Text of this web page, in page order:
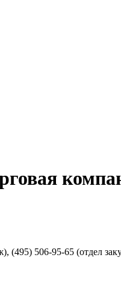
(495) 506-95-65 (отдел